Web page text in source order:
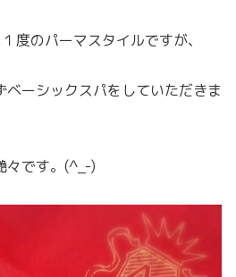
度のパーマスタイルですが、
ーシックスパをしていただきま
々です。(^_-)